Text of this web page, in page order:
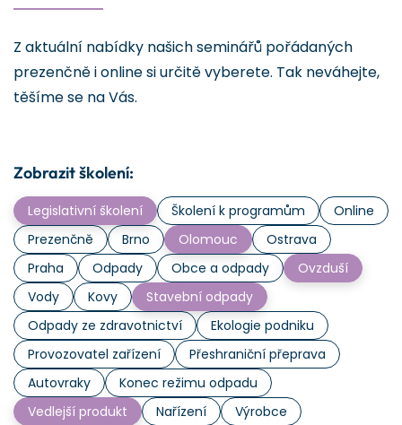
Z aktuální nabídky našich seminářů pořádaných
prezenčně i online si určitě vyberete. Tak neváhejte,
těšíme se na Vás.
Zobrazit školení:
Legislativní školení Školení k programům
Online
Prezenčně
Brno Olomouc
Ostrava
Praha
Odpady Obce a odpady
Ovzduší
Vody
Kovy
Stavební odpady
Odpady ze zdravotnictví
Ekologie podniku
Provozovatel zařízení
Přeshraniční přeprava
Autovraky
Konec režimu odpadu
Vedlejší produkt
Nařízení
Výrobce